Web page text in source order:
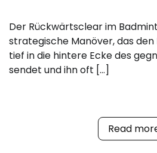
Der Rückwärtsclear im
strategische Manöver, das
tief in die hintere Ecke des
sendet und ihn oft […]
Read